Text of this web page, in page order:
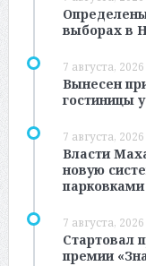
выборах в
7 августа,
Вынесен
гостиницы
7 августа,
Власти
новую
парковками
7 августа,
Стартовал
премии